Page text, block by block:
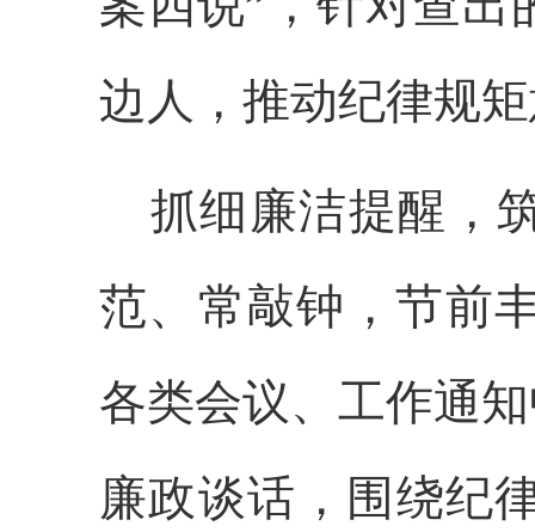
边人，推动纪律规
抓细 廉洁提醒，
范、常敲钟，节前
各类会议、工作通
廉政谈话，围绕纪